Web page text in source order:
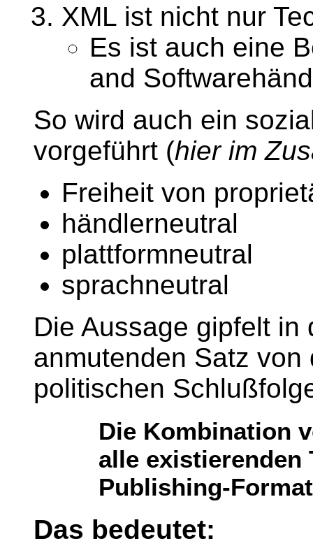
XML ist nicht nur
Es ist auch eine
and
So wird auch ein
vorgeführt (hier im
Freiheit von
händlerneutral
plattformneutral
sprachneutral
Die Aussage gipfelt in
anmutenden Satz
politischen
Die Kombination
alle existierenden
Publishing-
Das bedeutet: